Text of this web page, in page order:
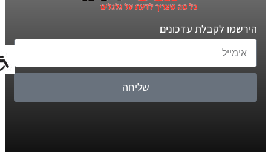
הירשמו לקבלת עדכונים
שליחה